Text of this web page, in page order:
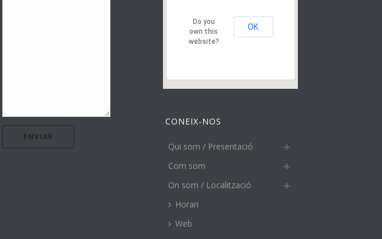
Do you
own this
website?
OK
CONEIX-NOS
Qui som / Presentació
Com som
On som / Localització
Horari
Web